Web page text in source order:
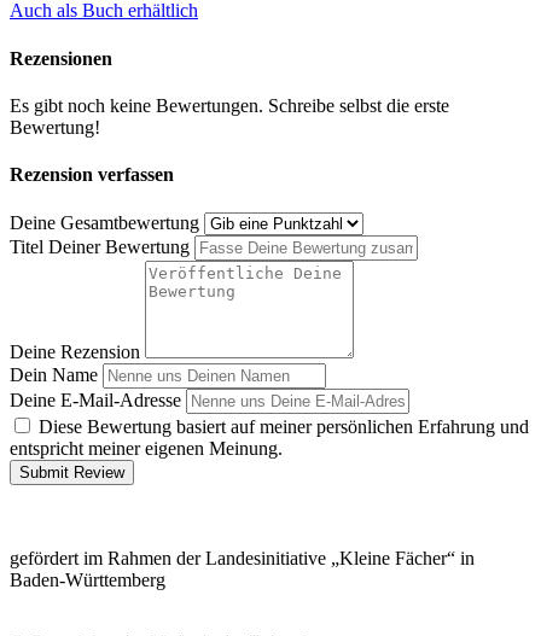
Auch als Buch erhältlich
Rezensionen
Es gibt noch keine Bewertungen. Schreibe selbst die erste
Bewertung!
Rezension verfassen
Deine Gesamtbewertung
Titel Deiner Bewertung
Deine Rezension
Dein Name
Deine E-Mail-Adresse
Diese Bewertung basiert auf meiner persönlichen Erfahrung und
entspricht meiner eigenen Meinung.
Submit Review
gefördert im Rahmen der Landesinitiative „Kleine Fächer“ in
Baden-Württemberg